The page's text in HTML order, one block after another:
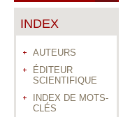
INDEX
AUTEURS
ÉDITEUR
SCIENTIFIQUE
INDEX DE MOTS-
CLÉS